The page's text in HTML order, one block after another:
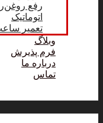
رفع
اتوماتیک
تعمیر
وبلاگ
فرم پذیرش
درباره ما
تماس